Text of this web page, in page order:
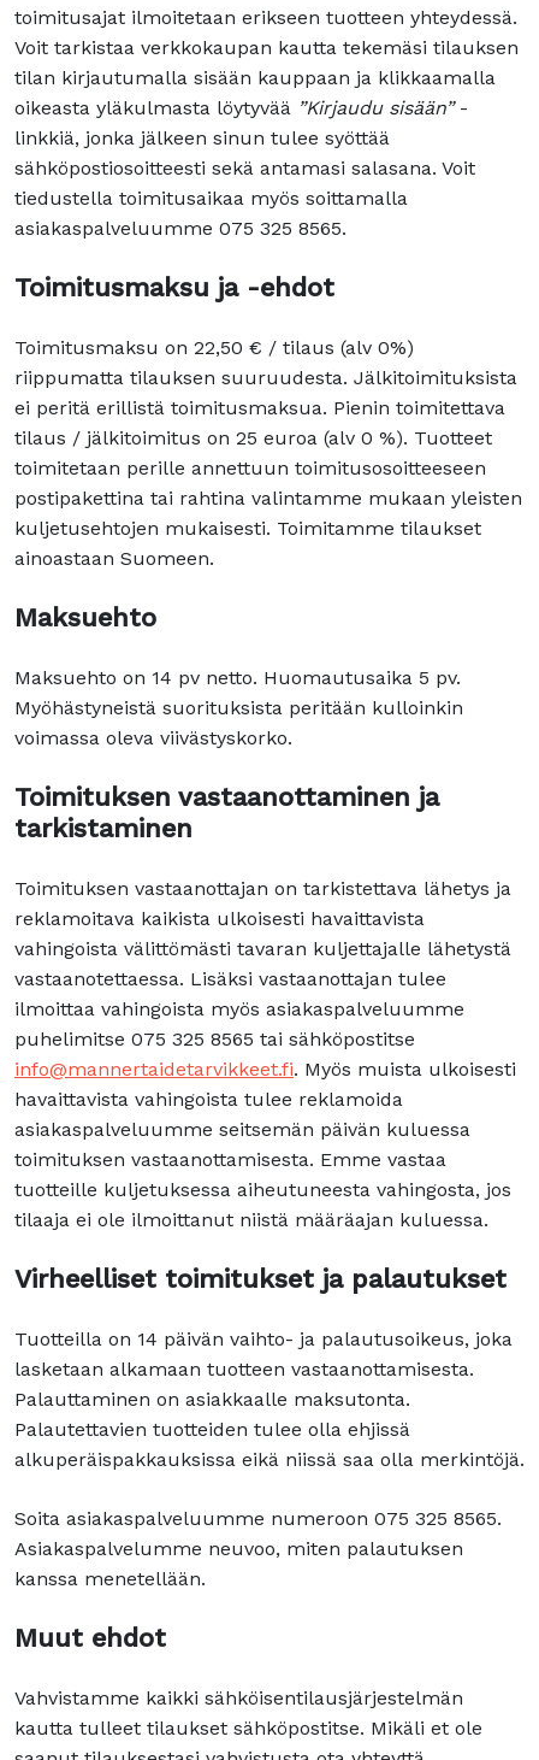
toimitusajat ilmoitetaan erikseen tuotteen yhteydessä.
Voit tarkistaa verkkokaupan kautta tekemäsi tilauksen
tilan kirjautumalla sisään kauppaan ja klikkaamalla
oikeasta yläkulmasta löytyvää ”Kirjaudu sisään”-
linkkiä, jonka jälkeen sinun tulee syöttää
sähköpostiosoitteesti sekä antamasi salasana. Voit
tiedustella toimitusaikaa myös soittamalla
asiakaspalveluumme 075 325 8565.
Toimitusmaksu ja -ehdot
Toimitusmaksu on 22,50 € / tilaus (alv 0%)
riippumatta tilauksen suuruudesta. Jälkitoimituksista
ei peritä erillistä toimitusmaksua. Pienin toimitettava
tilaus / jälkitoimitus on 25 euroa (alv 0 %). Tuotteet
toimitetaan perille annettuun toimitusosoitteeseen
postipakettina tai rahtina valintamme mukaan yleisten
kuljetusehtojen mukaisesti. Toimitamme tilaukset
ainoastaan Suomeen.
Maksuehto
Maksuehto on 14 pv netto. Huomautusaika 5 pv.
Myöhästyneistä suorituksista peritään kulloinkin
voimassa oleva viivästyskorko.
Toimituksen vastaanottaminen ja
tarkistaminen
Toimituksen vastaanottajan on tarkistettava lähetys ja
reklamoitava kaikista ulkoisesti havaittavista
vahingoista välittömästi tavaran kuljettajalle lähetystä
vastaanotettaessa. Lisäksi vastaanottajan tulee
ilmoittaa vahingoista myös asiakaspalveluumme
puhelimitse 075 325 8565 tai sähköpostitse
info@mannertaidetarvikkeet.fi. Myös muista ulkoisesti
havaittavista vahingoista tulee reklamoida
asiakaspalveluumme seitsemän päivän kuluessa
toimituksen vastaanottamisesta. Emme vastaa
tuotteille kuljetuksessa aiheutuneesta vahingosta, jos
tilaaja ei ole ilmoittanut niistä määräajan kuluessa.
Virheelliset toimitukset ja palautukset
Tuotteilla on 14 päivän vaihto- ja palautusoikeus, joka
lasketaan alkamaan tuotteen vastaanottamisesta.
Palauttaminen on asiakkaalle maksutonta.
Palautettavien tuotteiden tulee olla ehjissä
alkuperäispakkauksissa eikä niissä saa olla merkintöjä.
Soita asiakaspalveluumme numeroon 075 325 8565.
Asiakaspalvelumme neuvoo, miten palautuksen
kanssa menetellään.
Muut ehdot
Vahvistamme kaikki sähköisentilausjärjestelmän
kautta tulleet tilaukset sähköpostitse. Mikäli et ole